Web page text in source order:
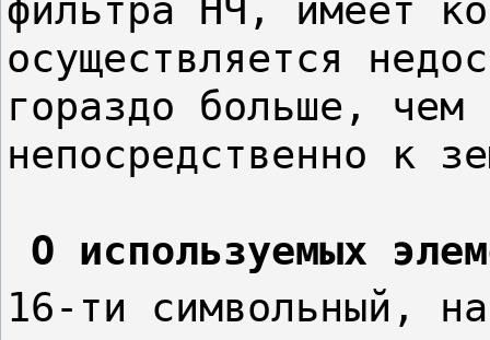
фильтра НЧ, имеет
осуществляется
гораздо больше, чем
непосредственно к
О используемых
16-ти символьный,